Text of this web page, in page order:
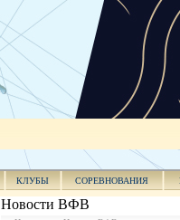
КЛУБЫ СОРЕВНОВАНИЯ
Новости ВФВ